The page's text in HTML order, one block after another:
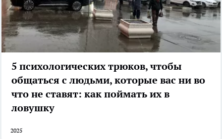
5 психологических трюков, чтобы
общаться с людьми, которые вас ни во
что не ставят: как поймать их в
ловушку
2025